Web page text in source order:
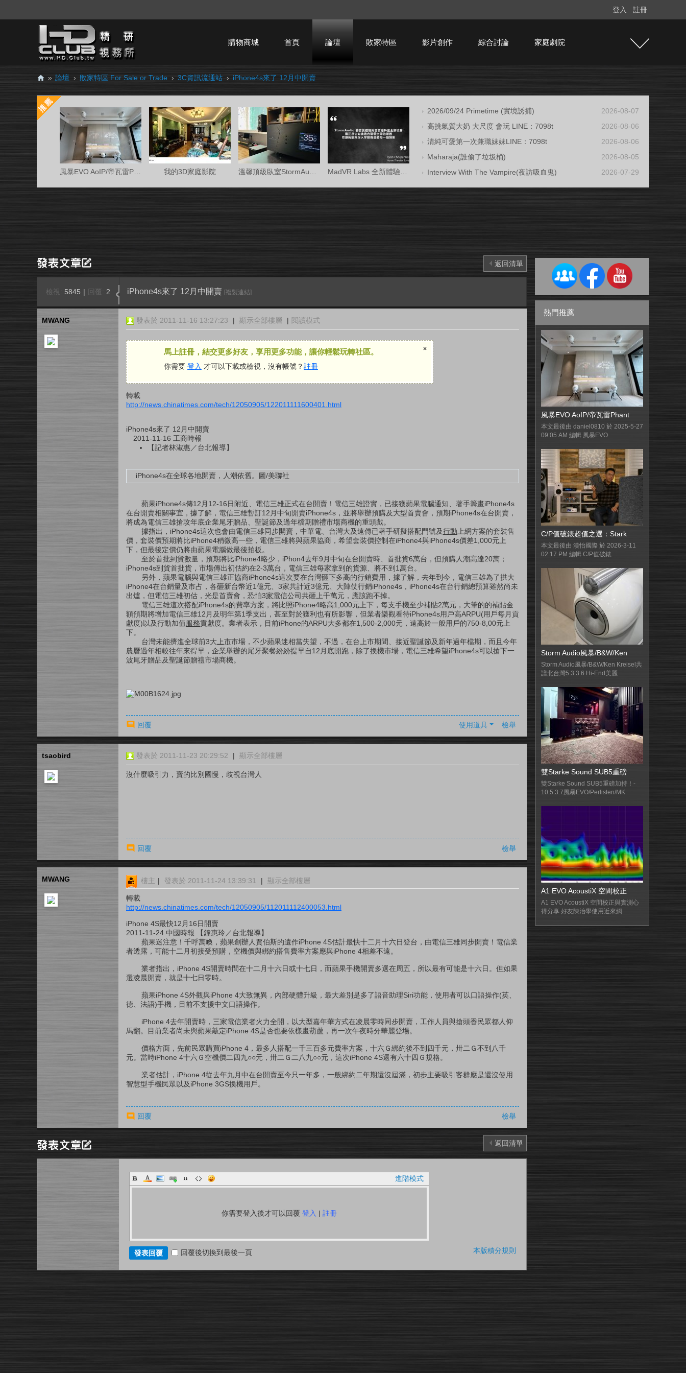
登入 註冊
購物商城 首頁 論壇 敗家特區 影片創作 綜合討論 家庭劇院
D.
Cl
» 論壇 › 敗家特區 For Sale or Trade › 3C資訊流通站 › iPhone4s來了 12月中開賣
我的3D家庭影院
2026/09/24 Primetime (實境誘捕)
2026-08-07
高挑氣質大奶 大尺度 會玩 LINE：7098t
2026-08-06
清純可愛第一次兼職妹妹LINE：7098t
2026-08-06
Maharaja(誰偷了垃圾桶)
2026-08-05
Interview With The Vampire(夜訪吸血鬼)
2026-07-29
返回清單
檢視: 5845 | 回覆: 2 iPhone4s來了 12月中開賣 [複製連結]
MWANG 發表於 2011-11-16 13:27:23 | 顯示全部樓層 | 閱讀模式
馬上註冊，結交更多好友，享用更多功能，讓你輕鬆玩轉社區。
你需要 登入 才可以下載或檢視，沒有帳號？註冊
×
轉載
http://news.chinatimes.com/tech/12050905/122011111600401.html
iPhone4s來了 12月中開賣
2011-11-16 工商時報
【記者林淑惠／台北報導】
iPhone4s在全球各地開賣，人潮依舊。圖/美聯社
蘋果iPhone4s傳12月12-16日附近、電信三雄正式在台開賣！電信三雄證實，已接獲蘋果電腦通知、著手籌畫iPhone4s
在台開賣相關事宜，據了解，電信三雄暫訂12月中旬開賣iPhone4s，並將舉辦預購及大型首賣會，預期iPhone4s在台開賣，
將成為電信三雄搶攻年底企業尾牙贈品、聖誕節及過年檔期贈禮市場商機的重頭戲。
據指出，iPhone4s這次也會由電信三雄同步開賣，中華電、台灣大及遠傳已著手研擬搭配門號及行動 上網方案的套裝售
價，套裝價預期將比iPhone4稍微高一些，電信三雄將與蘋果協商，希望套裝價控制在iPhone4與iPhone4s價差1,000元上
下，但最後定價仍將由蘋果電腦做最後拍板。
至於首批到貨數量，預期將比iPhone4略少，iPhon4去年9月中旬在台開賣時、首批貨6萬台，但預購人潮高達20萬；
iPhone4s到貨首批貨，市場傳出初估約在2-3萬台，電信三雄每家拿到的貨源、將不到1萬台。
另外，蘋果電腦與電信三雄正協商iPhone4s這次要在台灣砸下多高的行銷費用，據了解，去年到今，電信三雄為了拱大
iPhone4在台銷量及市占，各砸新台幣近1億元、3家共計近3億元、大陣仗行銷iPhone4s，iPhone4s在台行銷總預算雖然尚未
出爐，但電信三雄初估，光是首賣會，恐怕3家電信公司共砸上千萬元，應該跑不掉。
電信三雄這次搭配iPhone4s的費率方案，將比照iPhone4略高1,000元上下，每支手機至少補貼2萬元，大筆的的補貼金
額預期將增加電信三雄12月及明年第1季支出，甚至對於獲利也有所影響，但業者樂觀看待iPhone4s用戶高ARPU(用戶每月貢
獻度)以及行動加值服務貢獻度。業者表示，目前iPhone的ARPU大多都在1,500-2,000元，遠高於一般用戶的750-8,00元上
下。
台灣未能擠進全球前3大 上市市場，不少蘋果迷相當失望，不過，在台上市期間、接近聖誕節及新年過年檔期，而且今年
農曆過年相較往年來得早，企業舉辦的尾牙聚餐紛紛提早自12月底開跑，除了換機市場，電信三雄希望iPhone4s可以搶下一
波尾牙贈品及聖誕節贈禮市場商機。
回覆 使用道具 檢舉
tsaobird 發表於 2011-11-23 20:29:52 | 顯示全部樓層
沒什麼吸引力，賣的比別國慢，歧視台灣人
回覆 檢舉
MWANG 樓主 | 發表於 2011-11-24 13:39:31 | 顯示全部樓層
轉載
http://news.chinatimes.com/tech/12050905/112011112400053.html
iPhone 4S最快12月16日開賣
2011-11-24 中國時報 【鐘惠玲／台北報導】
蘋果迷注意！千呼萬喚，蘋果創辦人賈伯斯的遺作iPhone 4S估計最快十二月十六日登台，由電信三雄同步開賣！電信業
者透露，可能十二月初接受預購，空機價與綁約搭售費率方案應與iPhone 4相差不遠。
業者指出，iPhone 4S開賣時間在十二月十六日或十七日，而蘋果手機開賣多選在周五，所以最有可能是十六日。但如果
選凌晨開賣，就是十七日零時。
蘋果iPhone 4S外觀與iPhone 4大致無異，內部硬體升級，最大差別是多了語音助理Siri功能，使用者可以口語操作(英、
德、法語)手機，目前不支援中文口語操作。
iPhone 4去年開賣時，三家電信業者火力全開，以大型嘉年華方式在凌晨零時同步開賣，工作人員與搶頭香民眾都人仰
馬翻。目前業者尚未與蘋果敲定iPhone 4S是否也要依樣畫葫蘆，再一次午夜時分華麗登場。
價格方面，先前民眾購買iPhone 4，最多人搭配一千三百多元費率方案，十六Ｇ綁約後不到四千元，卅二Ｇ不到八千
元。當時iPhone 4十六Ｇ空機價二四九○○元，卅二Ｇ二八九○○元，這次iPhone 4S還有六十四Ｇ規格。
業者估計，iPhone 4從去年九月中在台開賣至今只一年多，一般綁約二年期還沒屆滿，初步主要吸引客群應是還沒使用
智慧型手機民眾以及iPhone 3GS換機用戶。
回覆 檢舉
返回清單
進階模式
你需要登入後才可以回覆 登入 | 註冊
本版積分規則
發表回覆 回覆後切換到最後一頁
熱門推薦
風暴EVO AoIP/帝瓦雷Phant
本文最後由 daniel0810 於 2025-5-27
09:05 AM 編輯 風暴EVO
C/P值破錶超值之選：Stark
本文最後由 漢怡國際 於 2026-3-11
02:17 PM 編輯 C/P值破錶
Storm Audio風暴/B&W/Ken
Storm Audio風暴/B&W/Ken Kreisel共
譜北台灣5.3.3.6 Hi-End美麗
雙Starke Sound SUB5重磅
雙Starke Sound SUB5重磅加持！-
10.5.3.7風暴EVO/Perlisten/MK
A1 EVO AcoustiX 空間校正
A1 EVO AcoustiX 空間校正與實測心
得分享 好友陳治學使用近來網